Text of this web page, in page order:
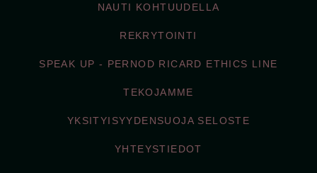
NAUTI KOHTUUDELLA
REKRYTOINTI
SPEAK UP - PERNOD RICARD ETHICS LINE
TEKOJAMME
YKSITYISYYDENSUOJA SELOSTE
YHTEYSTIEDOT